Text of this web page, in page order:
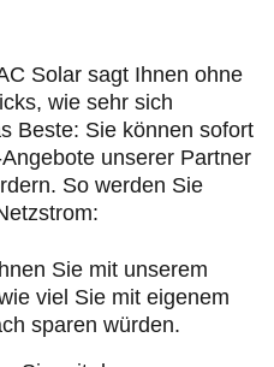
Solar sagt Ihnen ohne
wie sehr sich
Beste: Sie können sofort
unserer Partner
So werden Sie
Sie mit unserem
viel Sie mit eigenem
sparen würden.